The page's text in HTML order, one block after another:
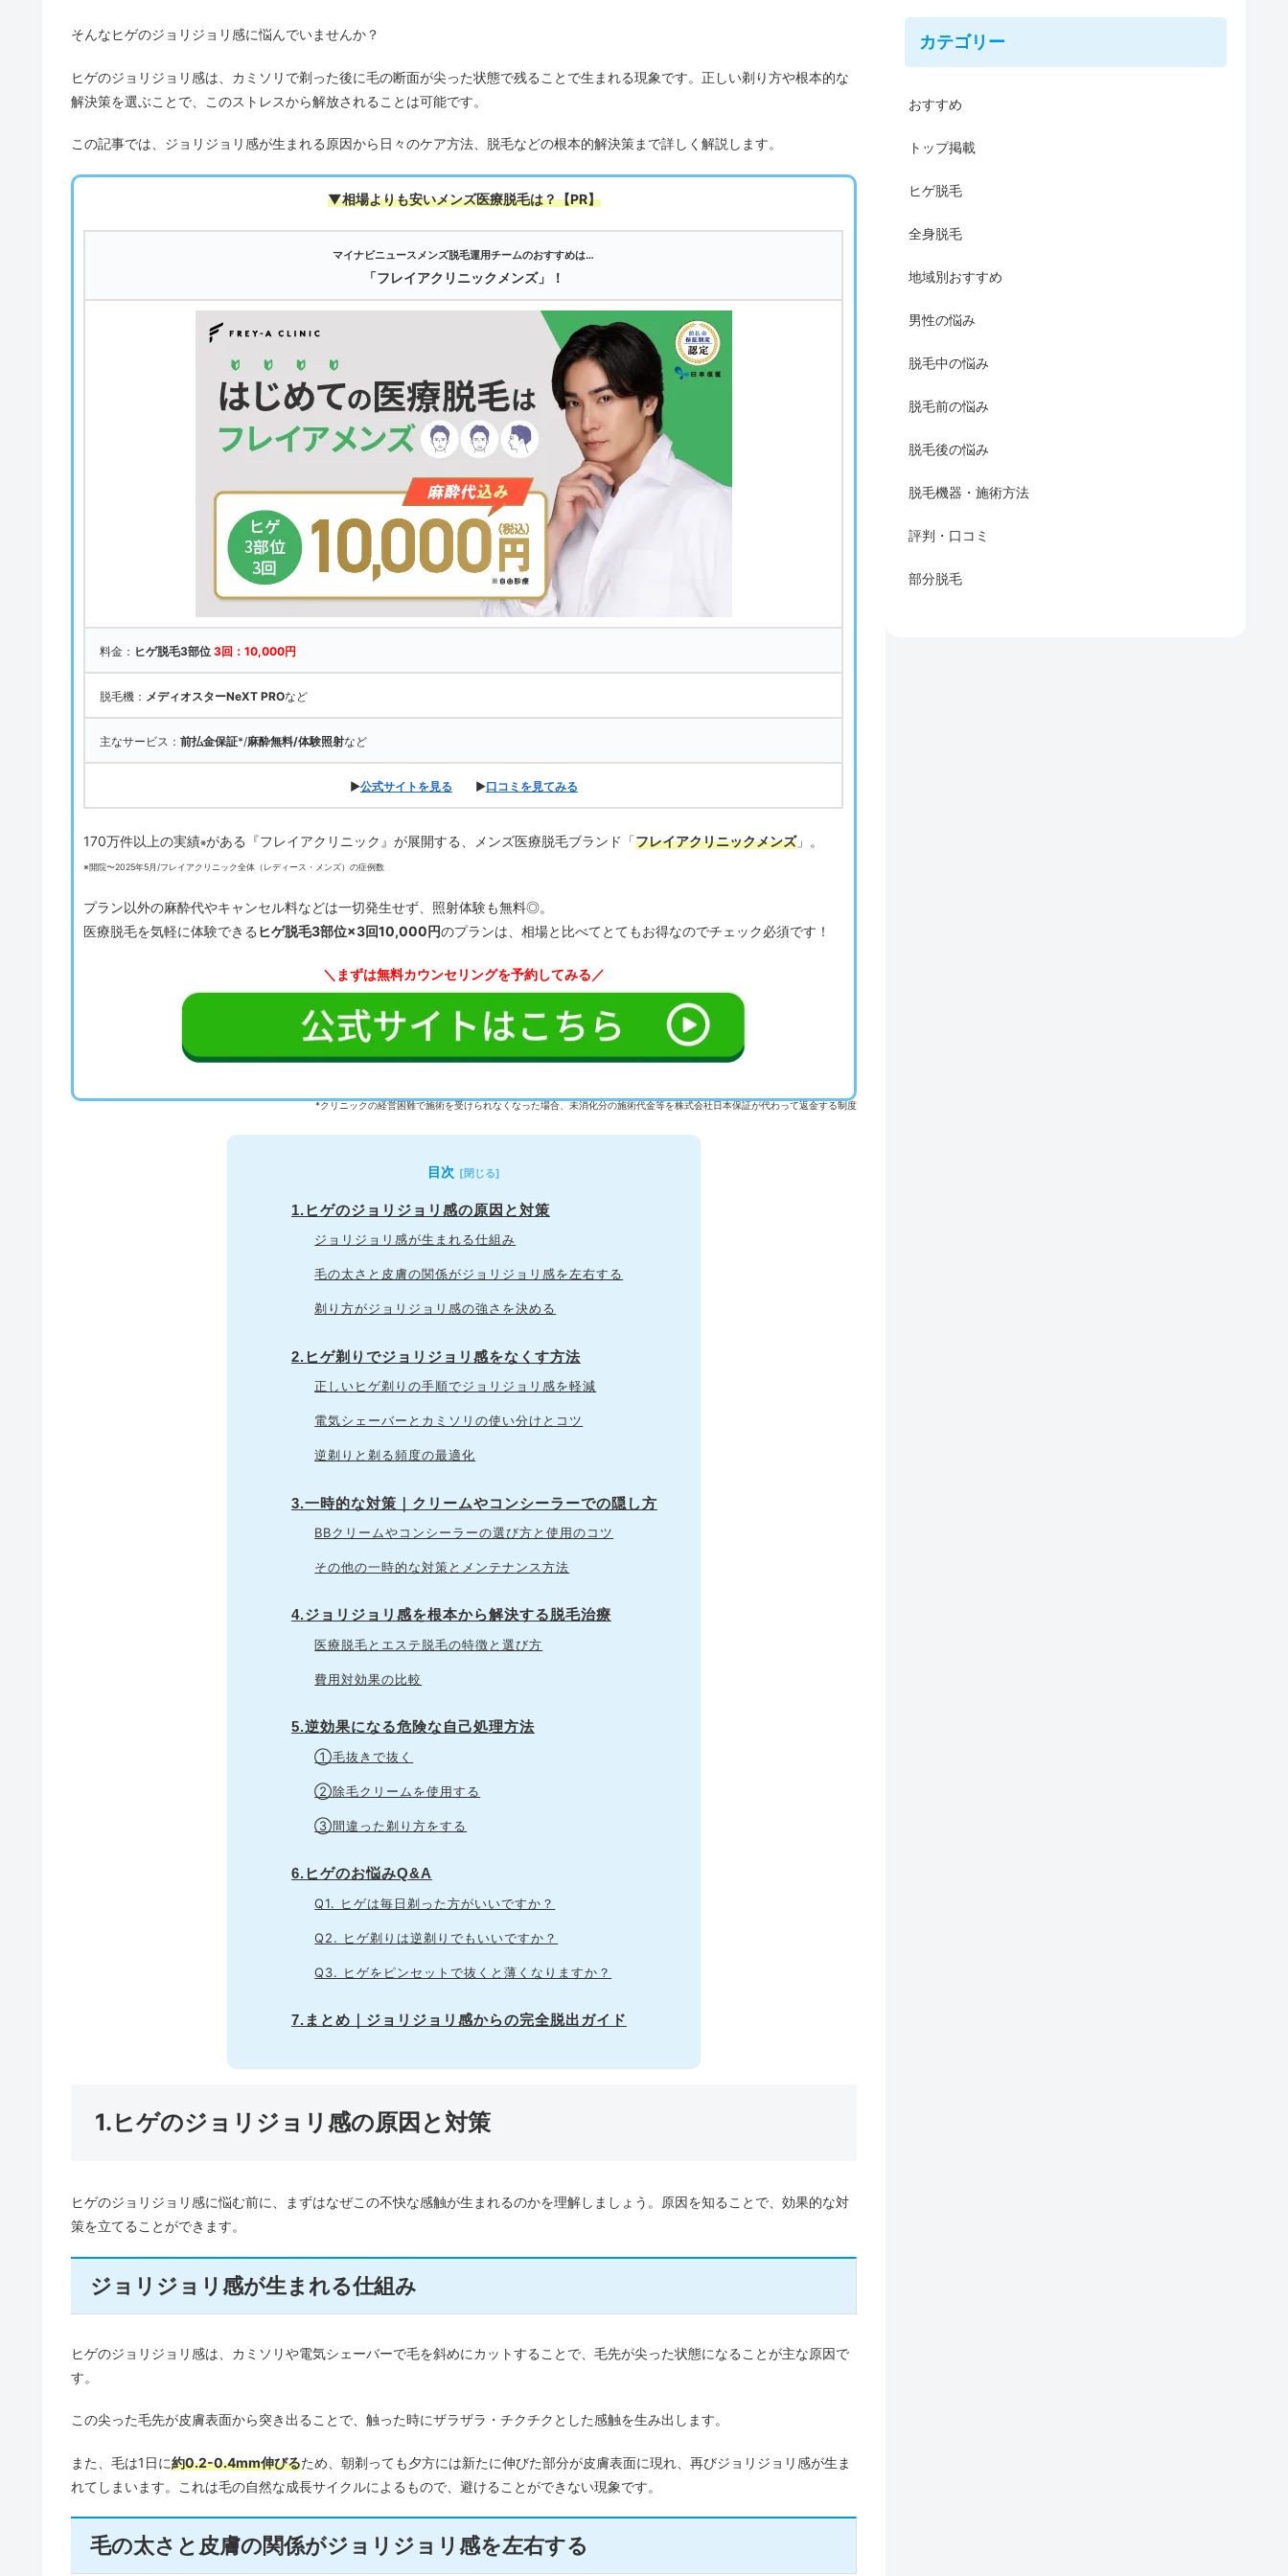
そんなヒゲのジョリジョリ感に悩んでいませんか？
ヒゲのジョリジョリ感は、カミソリで剃った後に毛の断面が尖った状態で残ることで生まれる現象です。正しい剃り方や根本的な
解決策を選ぶことで、このストレスから解放されることは可能です。
この記事では、ジョリジョリ感が生まれる原因から日々のケア方法、脱毛などの根本的解決策まで詳しく解説します。
▼相場よりも安いメンズ医療脱毛は？【PR】
マイナビニュースメンズ脱毛運用チームのおすすめは…
「フレイアクリニックメンズ」！
料金： ヒゲ脱毛3部位3回：10,000円
脱毛機： メディオスターNeXT PROなど
主なサービス：前払金保証*/麻酔無料/体験照射など
▶公式サイトを見る ▶口コミを見てみる
170万件以上の実績※がある『フレイアクリニック』が展開する、メンズ医療脱毛ブランド「フレイアクリニックメンズ」。
※開院〜2025年5月/フレイアクリニック全体（レディース・メンズ）の症例数
プラン以外の麻酔代やキャンセル料などは一切発生せず、照射体験も無料◎。
医療脱毛を気軽に体験できる ヒゲ脱毛3部位×3回10,000円のプランは、相場と比べてとてもお得なのでチェック必須です！
＼まずは無料カウンセリングを予約してみる／
*クリニックの経営困難で施術を受けられなくなった場合、未消化分の施術代金等を株式会社日本保証が代わって返金する制度
目次
1.ヒゲのジョリジョリ感の原因と対策
ジョリジョリ感が生まれる仕組み
毛の太さと皮膚の関係がジョリジョリ感を左右する
剃り方がジョリジョリ感の強さを決める
2.ヒゲ剃りでジョリジョリ感をなくす方法
正しいヒゲ剃りの手順でジョリジョリ感を軽減
電気シェーバーとカミソリの使い分けとコツ
逆剃りと剃る頻度の最適化
3.一時的な対策｜クリームやコンシーラーでの隠し方
BBクリームやコンシーラーの選び方と使用のコツ
その他の一時的な対策とメンテナンス方法
4.ジョリジョリ感を根本から解決する脱毛治療
医療脱毛とエステ脱毛の特徴と選び方
費用対効果の比較
5.逆効果になる危険な自己処理方法
①毛抜きで抜く
②除毛クリームを使用する
③間違った剃り方をする
6.ヒゲのお悩みQ&A
Q1. ヒゲは毎日剃った方がいいですか？
Q2. ヒゲ剃りは逆剃りでもいいですか？
Q3. ヒゲをピンセットで抜くと薄くなりますか？
7.まとめ｜ジョリジョリ感からの完全脱出ガイド
1.ヒゲのジョリジョリ感の原因と対策
ヒゲのジョリジョリ感に悩む前に、まずはなぜこの不快な感触が生まれるのかを理解しましょう。原因を知ることで、効果的な対
策を立てることができます。
ジョリジョリ感が生まれる仕組み
ヒゲのジョリジョリ感は、カミソリや電気シェーバーで毛を斜めにカットすることで、毛先が尖った状態になることが主な原因で
す。
この尖った毛先が皮膚表面から突き出ることで、触った時にザラザラ・チクチクとした感触を生み出します。
また、毛は1日に約0.2-0.4mm伸びるため、朝剃っても夕方には新たに伸びた部分が皮膚表面に現れ、再びジョリジョリ感が生ま
れてしまいます。これは毛の自然な成長サイクルによるもので、避けることができない現象です。
毛の太さと皮膚の関係がジョリジョリ感を左右する
カテゴリー
おすすめ
トップ掲載
ヒゲ脱毛
全身脱毛
地域別おすすめ
男性の悩み
脱毛中の悩み
脱毛前の悩み
脱毛後の悩み
脱毛機器・施術方法
評判・口コミ
部分脱毛